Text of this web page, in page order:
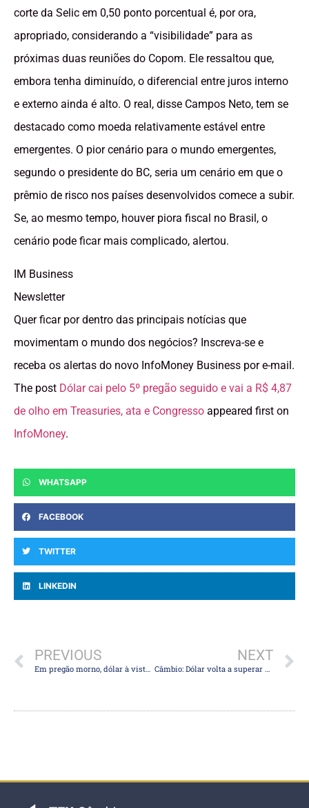
corte da Selic em 0,50 ponto porcentual é, por ora,
apropriado, considerando a “visibilidade” para as
próximas duas reuniões do Copom. Ele ressaltou que,
embora tenha diminuído, o diferencial entre juros interno
e externo ainda é alto. O real, disse Campos Neto, tem se
destacado como moeda relativamente estável entre
emergentes. O pior cenário para o mundo emergentes,
segundo o presidente do BC, seria um cenário em que o
prêmio de risco nos países desenvolvidos comece a subir.
Se, ao mesmo tempo, houver piora fiscal no Brasil, o
cenário pode ficar mais complicado, alertou.
IM Business
Newsletter
Quer ficar por dentro das principais notícias que
movimentam o mundo dos negócios? Inscreva-se e
receba os alertas do novo InfoMoney Business por e-mail.
The post Dólar cai pelo 5º pregão seguido e vai a R$ 4,87
de olho em Treasuries, ata e Congresso appeared first on
InfoMoney.
WHATSAPP
FACEBOOK
TWITTER
LINKEDIN
PREVIOUS
Em pregão morno, dólar à vista recua 0,17% e encerra a R$ 4,8879
NEXT
Câmbio: Dólar volta a superar R$ 4,90 em dia ruim para divisas emergentes e petróleo